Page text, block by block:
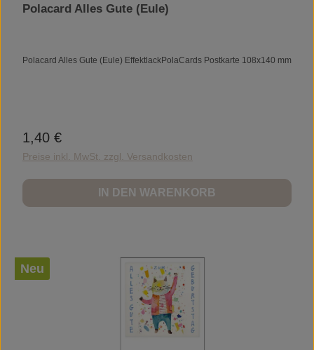
Polacard Alles Gute (Eule)
Polacard Alles Gute (Eule) EffektlackPolaCards Postkarte 108x140 mm
Regulärer Preis:
1,40 €
Preise inkl. MwSt. zzgl. Versandkosten
IN DEN WARENKORB
Neu